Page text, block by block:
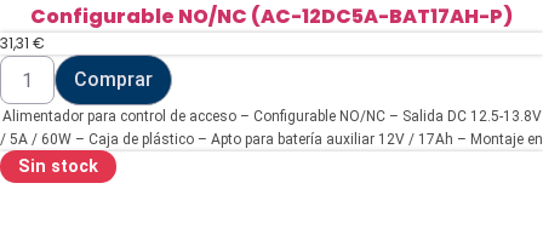
Configurable NO/NC (AC-12DC5A-BAT17AH-P)
31,31 €
Alimentador
para
control
de
acceso
-
Configurable
Comprar
Alimentador para control de acceso – Configurable NO/NC – Salida DC 12.5-13.8V
/ 5A / 60W – Caja de plástico – Apto para batería auxiliar 12V / 17Ah – Montaje en
Sin stock